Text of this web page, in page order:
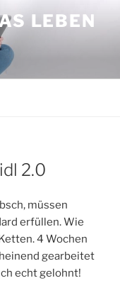
LEBEN
2.0
müssen
erfüllen. Wie
4 Wochen
gearbeitet
echt gelohnt!